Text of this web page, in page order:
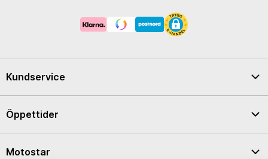
Kundservice
Öppettider
Motostar